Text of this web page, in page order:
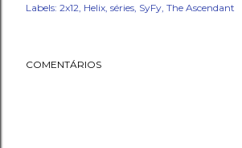
Labels: 2x12 Helix séries SyFy The Ascendant
COMENTÁRIOS